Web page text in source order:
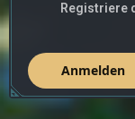
Registriere
Anmelden